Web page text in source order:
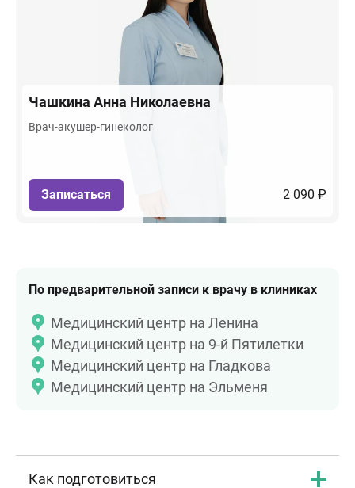
Чашкина Анна Николаевна
Врач-акушер-гинеколог
Записаться 2 090 ₽
По предварительной записи к врачу в клиниках
Медицинский центр на Ленина
Медицинский центр на 9-й Пятилетки
Медицинский центр на Гладкова
Медицинский центр на Эльменя
Как подготовиться